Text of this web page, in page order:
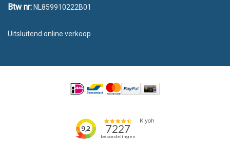
Btw nr: NL859910222B01
Uitsluitend online verkoop